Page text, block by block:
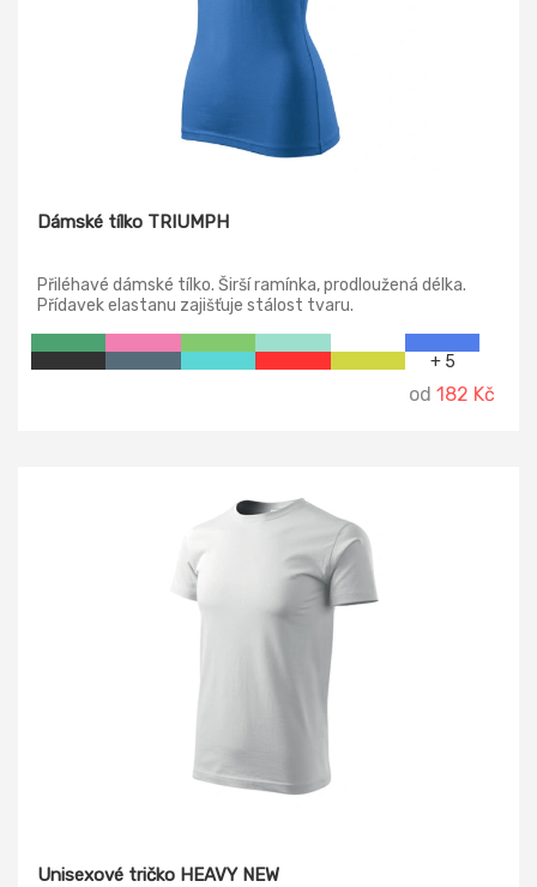
Dámské tílko TRIUMPH
Přiléhavé dámské tílko. Širší ramínka, prodloužená délka.
Přídavek elastanu zajišťuje stálost tvaru.
+ 5
od 182 Kč
Unisexové tričko HEAVY NEW